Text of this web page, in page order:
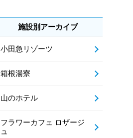
施設別アーカイブ
小田急リゾーツ
箱根湯寮
山のホテル
フラワーカフェ ロザージ
ュ